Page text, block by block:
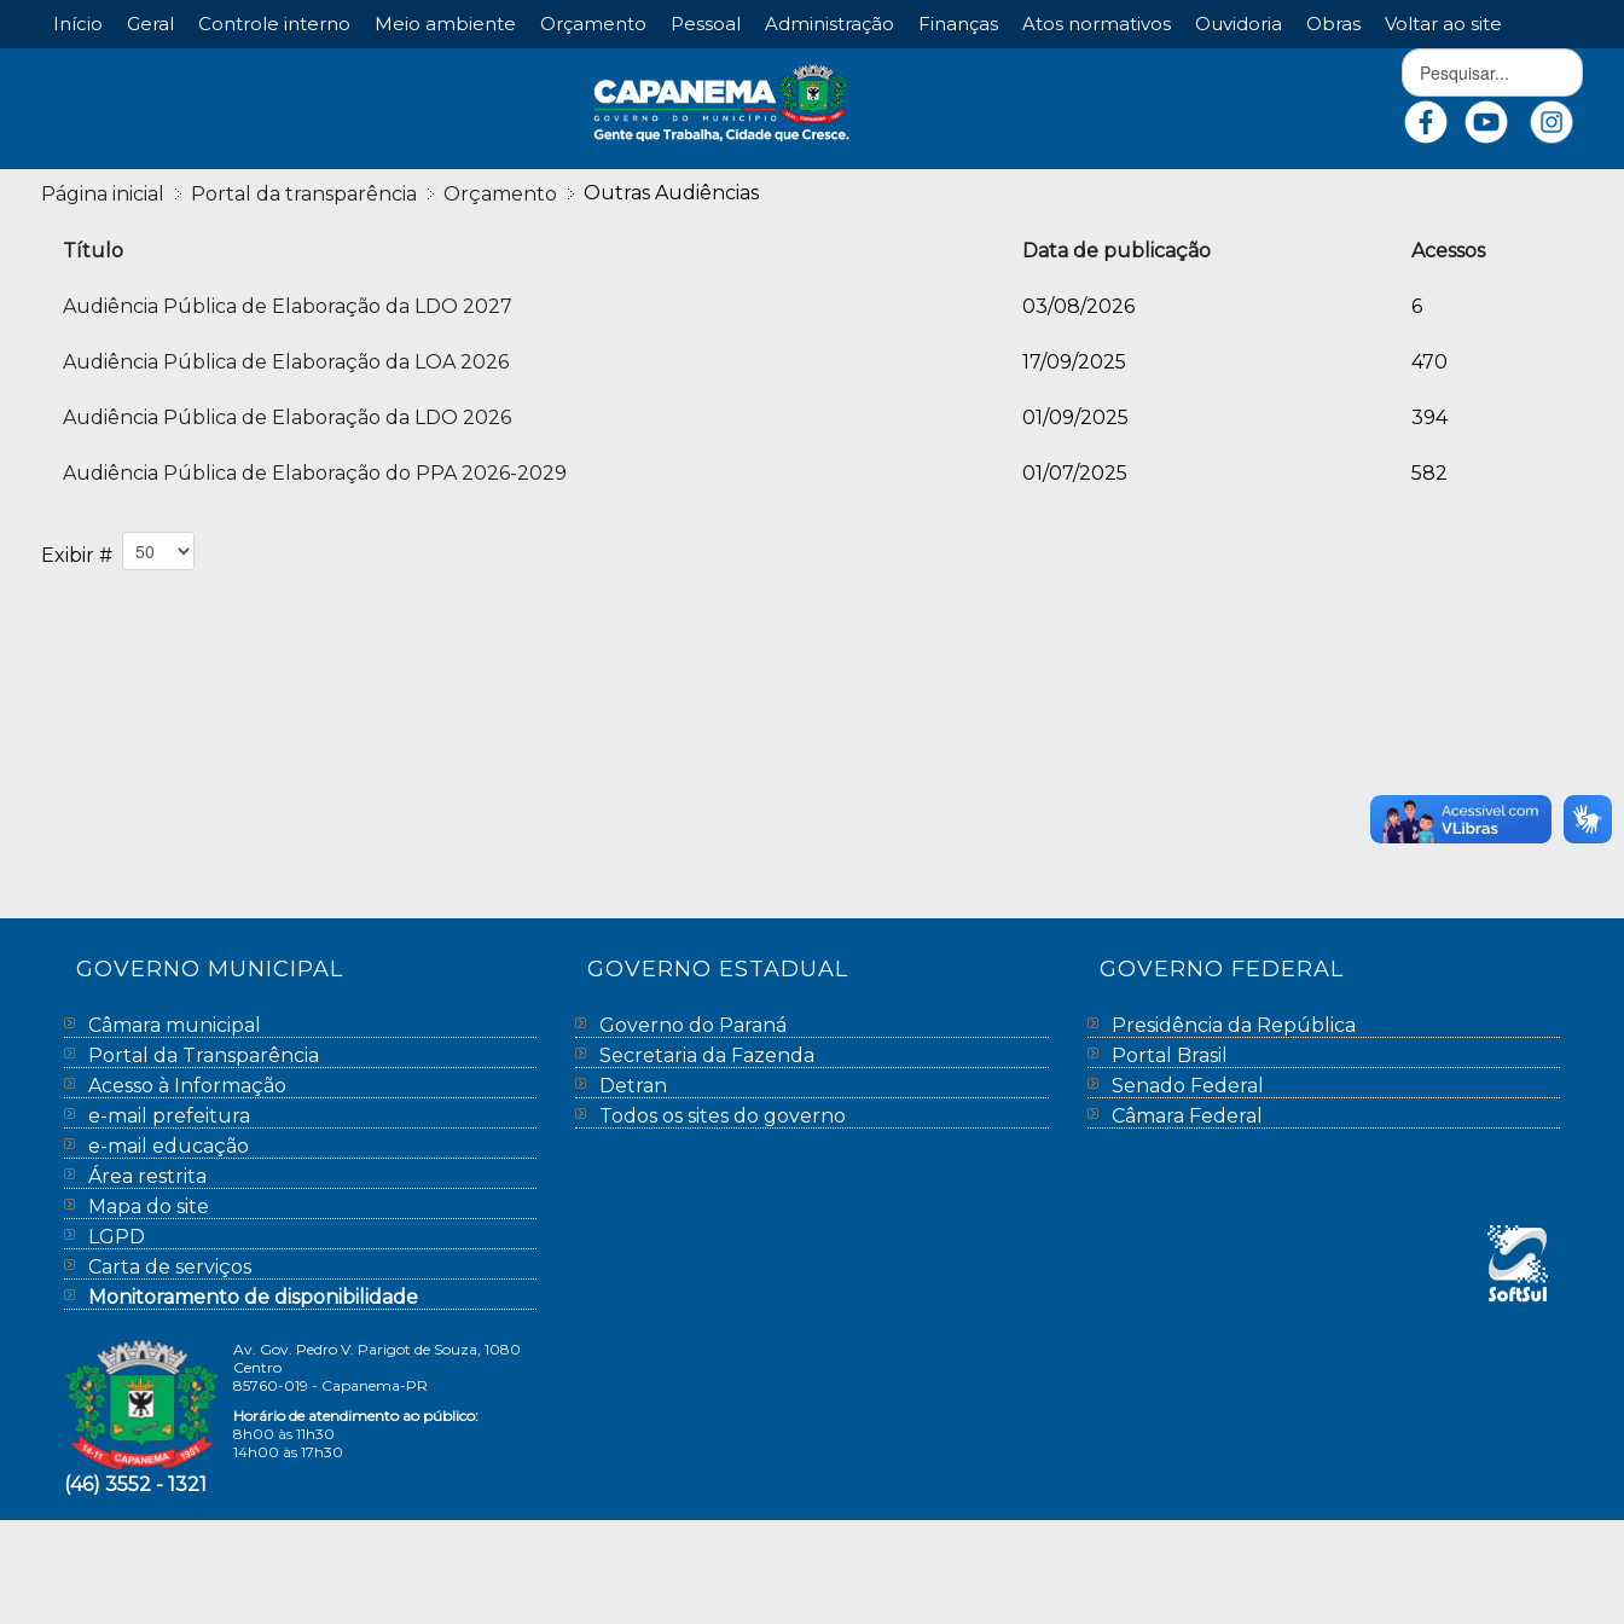
Início Geral Controle interno Meio ambiente Orçamento Pessoal Administração Finanças Atos normativos Ouvidoria Obras Voltar ao site
Página inicial Portal da transparência Orçamento Outras Audiências
Título Data de publicação Acessos
Audiência Pública de Elaboração da LDO 2027 03/08/2026 6
Audiência Pública de Elaboração da LOA 2026 17/09/2025 470
Audiência Pública de Elaboração da LDO 2026 01/09/2025 394
Audiência Pública de Elaboração do PPA 2026-2029 01/07/2025 582
Exibir #
GOVERNO MUNICIPAL
Câmara municipal
Portal da Transparência
Acesso à Informação
e-mail prefeitura
e-mail educação
Área restrita
Mapa do site
LGPD
Carta de serviços
Monitoramento de disponibilidade
Av. Gov. Pedro V. Parigot de Souza, 1080
Centro
85760-019 - Capanema-PR
Horário de atendimento ao público:
8h00 às 11h30
14h00 às 17h30
(46) 3552 - 1321
GOVERNO ESTADUAL
Governo do Paraná
Secretaria da Fazenda
Detran
Todos os sites do governo
GOVERNO FEDERAL
Presidência da República
Portal Brasil
Senado Federal
Câmara Federal